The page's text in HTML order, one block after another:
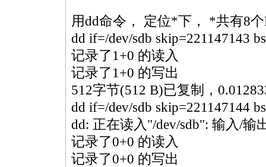
用dd命令， 定位*下， *共有8
dd if=/dev/sdb skip=221147143
记录了1+0 的读入
记录了1+0 的写出
512字节(512 B)已复制，
dd if=/dev/sdb skip=221147144
dd: 正在读入"/dev/sdb": 输入/输
记录了0+0 的读入
记录了0+0 的写出